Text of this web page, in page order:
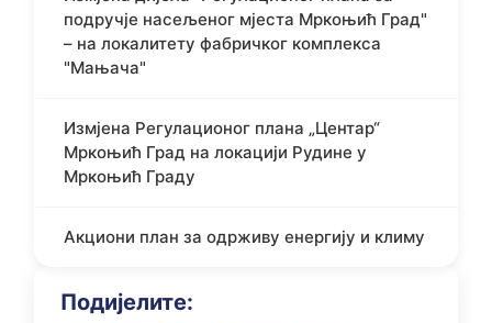
подручје насељеног мјеста Мркоњић Град"
– на локалитету фабричког комплекса
"Мањача"
Измјена Регулационог плана „Центар“
Мркоњић Град на локацији Рудине у
Мркоњић Граду
Акциони план за одрживу енергију и климу
Подијелите: